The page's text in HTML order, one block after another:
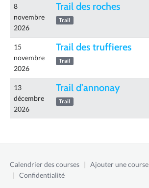
8
novembre
2026
Trail des roches
Trail
15
novembre
2026
Trail des truffieres
Trail
13
décembre
2026
Trail d'annonay
Trail
Calendrier des courses | Ajouter une course
| Confidentialité